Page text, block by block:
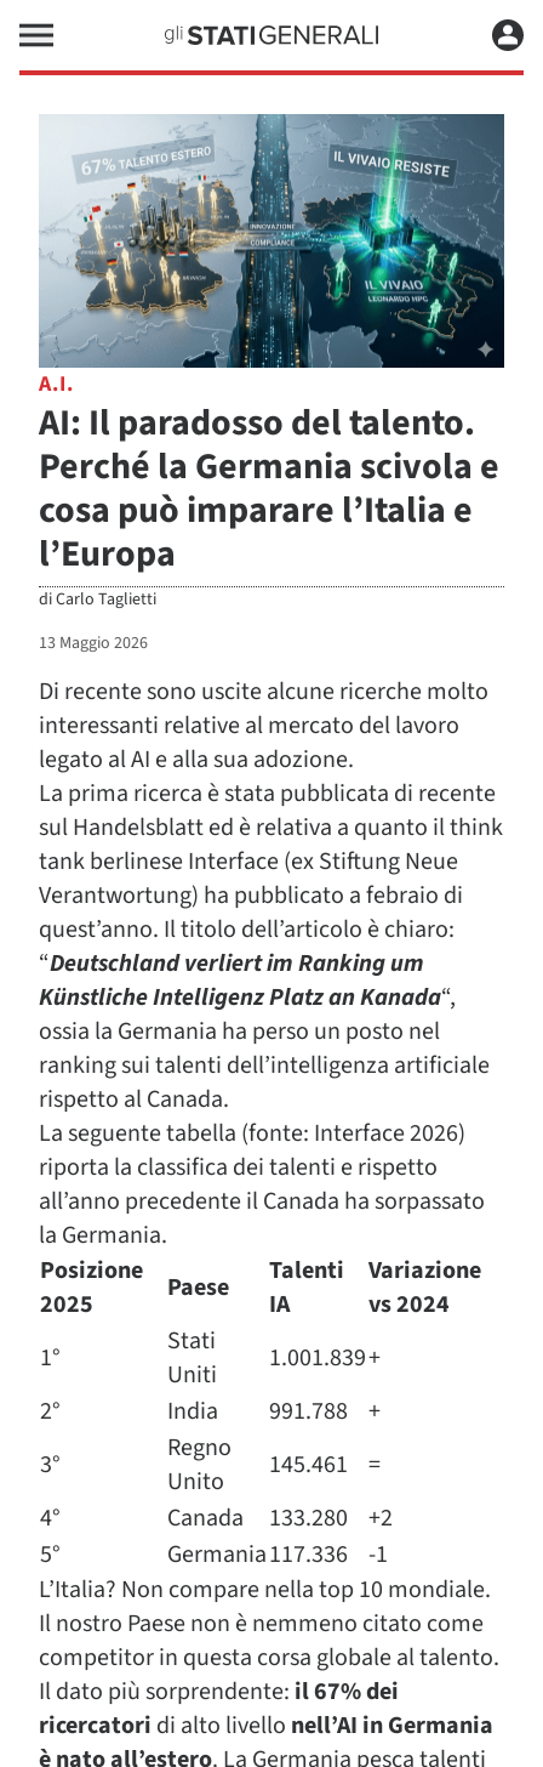
A.I.
AI: Il paradosso del talento.
Perché la Germania scivola e
cosa può imparare l’Italia e
l’Europa
diCarlo Taglietti
13 Maggio 2026
Di recente sono uscite alcune ricerche molto
interessanti relative al mercato del lavoro
legato al AI e alla sua adozione.
La prima ricerca è stata pubblicata di recente
sul Handelsblatt ed è relativa a quanto il think
tank berlinese Interface (ex Stiftung Neue
Verantwortung) ha pubblicato a febraio di
quest’anno. Il titolo dell’articolo è chiaro:
“Deutschland verliert im Ranking um
Künstliche Intelligenz Platz an Kanada“,
ossia la Germania ha perso un posto nel
ranking sui talenti dell’intelligenza artificiale
rispetto al Canada.
La seguente tabella (fonte: Interface 2026)
riporta la classifica dei talenti e rispetto
all’anno precedente il Canada ha sorpassato
la Germania.
Posizione
2025
Paese
Talenti
IA
Variazione
vs 2024
1°
Stati
Uniti
1.001.839+
2°
India 991.788
+
3°
Regno
Unito
145.461
=
4°
Canada 133.280
+2
5°
Germania117.336
-1
L’Italia? Non compare nella top 10 mondiale.
Il nostro Paese non è nemmeno citato come
competitor in questa corsa globale al talento.
Il dato più sorprendente: il 67% dei
ricercatori di alto livello nell’AI in Germania